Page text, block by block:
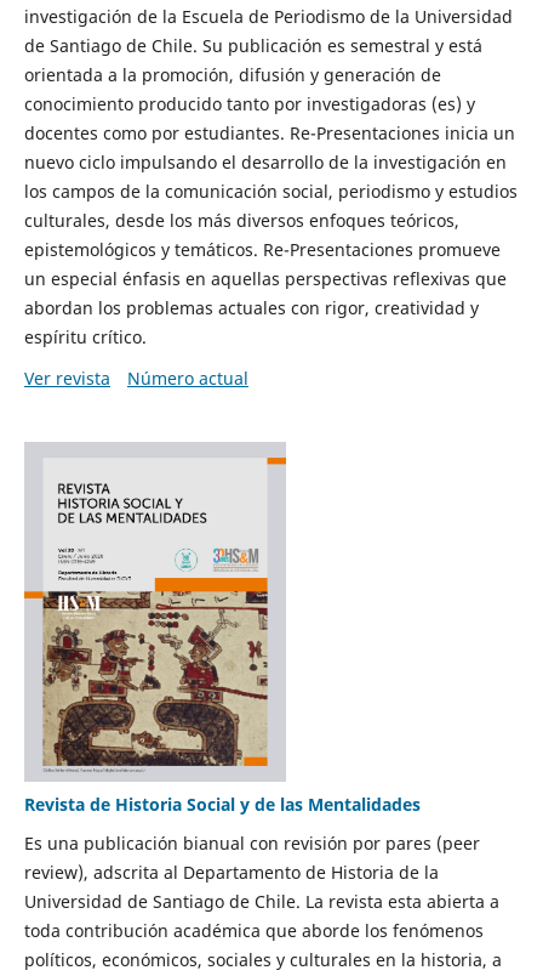
investigación de la Escuela de Periodismo de la Universidad
de Santiago de Chile. Su publicación es semestral y está
orientada a la promoción, difusión y generación de
conocimiento producido tanto por investigadoras (es) y
docentes como por estudiantes. Re-Presentaciones inicia un
nuevo ciclo impulsando el desarrollo de la investigación en
los campos de la comunicación social, periodismo y estudios
culturales, desde los más diversos enfoques teóricos,
epistemológicos y temáticos. Re-Presentaciones promueve
un especial énfasis en aquellas perspectivas reflexivas que
abordan los problemas actuales con rigor, creatividad y
espíritu crítico.
Ver revista
Número actual
Revista de Historia Social y de las Mentalidades
Es una publicación bianual con revisión por pares (peer
review), adscrita al Departamento de Historia de la
Universidad de Santiago de Chile. La revista esta abierta a
toda contribución académica que aborde los fenómenos
políticos, económicos, sociales y culturales en la historia, a